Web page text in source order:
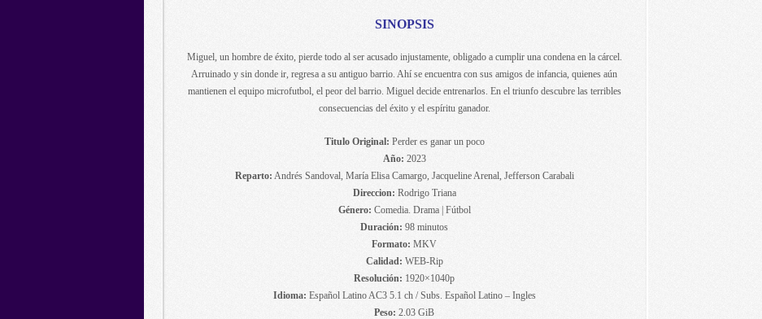
SINOPSIS
Miguel, un hombre de éxito, pierde todo al ser acusado injustamente, obligado a cumplir una condena en la cárcel.
Arruinado y sin donde ir, regresa a su antiguo barrio. Ahí se encuentra con sus amigos de infancia, quienes aún
mantienen el equipo microfutbol, el peor del barrio. Miguel decide entrenarlos. En el triunfo descubre las terribles
consecuencias del éxito y el espíritu ganador.
Titulo Original: Perder es ganar un poco
Año: 2023
Reparto: Andrés Sandoval, María Elisa Camargo, Jacqueline Arenal, Jefferson Carabali
Direccion: Rodrigo Triana
Género: Comedia. Drama | Fútbol
Duración: 98 minutos
Formato: MKV
Calidad: WEB-Rip
Resolución: 1920×1040p
Idioma: Español Latino AC3 5.1 ch / Subs. Español Latino – Ingles
Peso: 2.03 GiB